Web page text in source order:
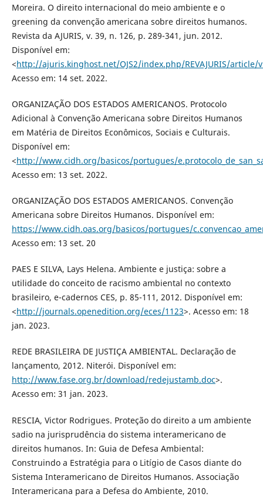
Moreira. O direito internacional do meio ambiente e o
greening da convenção americana sobre direitos humanos.
Revista da AJURIS, v. 39, n. 126, p. 289-341, jun. 2012.
Disponível em:
<http://ajuris.kinghost.net/OJS2/index.php/REVAJURIS/article/
Acesso em: 14 set. 2022.
ORGANIZAÇÃO DOS ESTADOS AMERICANOS. Protocolo
Adicional à Convenção Americana sobre Direitos Humanos
em Matéria de Direitos Econômicos, Sociais e Culturais.
Disponível em:
<http://www.cidh.org/basicos/portugues/
Acesso em: 13 set. 2022.
ORGANIZAÇÃO DOS ESTADOS AMERICANOS. Convenção
Americana sobre Direitos Humanos. Disponível em:
https://www.cidh.oas.org/basicos/portugues/
Acesso em: 13 set. 20
PAES E SILVA, Lays Helena. Ambiente e justiça: sobre a
utilidade do conceito de racismo ambiental no contexto
brasileiro, e-cadernos CES, p. 85-111, 2012. Disponível em:
<http://journals.openedition.org/eces/1123>. Acesso em: 18
jan. 2023.
REDE BRASILEIRA DE JUSTIÇA AMBIENTAL. Declaração de
lançamento, 2012. Niterói. Disponível em:
http://www.fase.org.br/download/redejustamb.doc>.
Acesso em: 31 jan. 2023.
RESCIA, Victor Rodrigues. Proteção do direito a um ambiente
sadio na jurisprudência do sistema interamericano de
direitos humanos. In: Guia de Defesa Ambiental:
Construindo a Estratégia para o Litígio de Casos diante do
Sistema Interamericano de Direitos Humanos. Associação
Interamericana para a Defesa do Ambiente, 2010.